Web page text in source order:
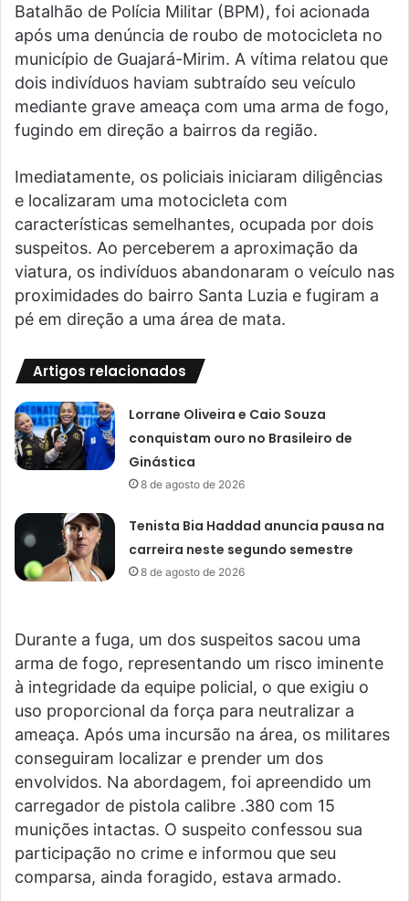
Batalhão de Polícia Militar (BPM), foi acionada
após uma denúncia de roubo de motocicleta no
município de Guajará-Mirim. A vítima relatou que
dois indivíduos haviam subtraído seu veículo
mediante grave ameaça com uma arma de fogo,
fugindo em direção a bairros da região.
Imediatamente, os policiais iniciaram diligências
e localizaram uma motocicleta com
características semelhantes, ocupada por dois
suspeitos. Ao perceberem a aproximação da
viatura, os indivíduos abandonaram o veículo nas
proximidades do bairro Santa Luzia e fugiram a
pé em direção a uma área de mata.
Artigos relacionados
Lorrane Oliveira e Caio Souza
conquistam ouro no Brasileiro de
Ginástica
8 de agosto de 2026
Tenista Bia Haddad anuncia pausa na
carreira neste segundo semestre
8 de agosto de 2026
Durante a fuga, um dos suspeitos sacou uma
arma de fogo, representando um risco iminente
à integridade da equipe policial, o que exigiu o
uso proporcional da força para neutralizar a
ameaça. Após uma incursão na área, os militares
conseguiram localizar e prender um dos
envolvidos. Na abordagem, foi apreendido um
carregador de pistola calibre .380 com 15
munições intactas. O suspeito confessou sua
participação no crime e informou que seu
comparsa, ainda foragido, estava armado.